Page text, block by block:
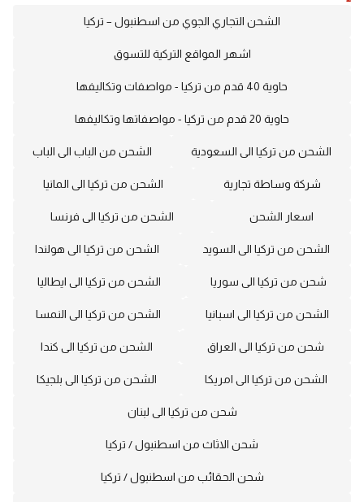
الشحن التجاري الجوي من اسطنبول – تركيا
اشهر المواقع التركية للتسوق
حاوية 40 قدم من تركيا - مواصفات وتكاليفها
حاوية 20 قدم من تركيا - مواصفاتها وتكاليفها
الشحن من تركيا الى السعودية الشحن من الباب الى الباب
شركة وساطة تجارية الشحن من تركيا الى المانيا
اسعار الشحن الشحن من تركيا الى فرنسا
الشحن من تركيا الى السويد الشحن من تركيا الى هولندا
شحن من تركيا الى سوريا الشحن من تركيا الى ايطاليا
الشحن من تركيا الى اسبانيا الشحن من تركيا الى النمسا
شحن من تركيا الى العراق الشحن من تركيا الى كندا
الشحن من تركيا الى امريكا الشحن من تركيا الى بلجيكا
شحن من تركيا الى لبنان
شحن الاثاث من اسطنبول / تركيا
شحن الحقائب من اسطنبول / تركيا